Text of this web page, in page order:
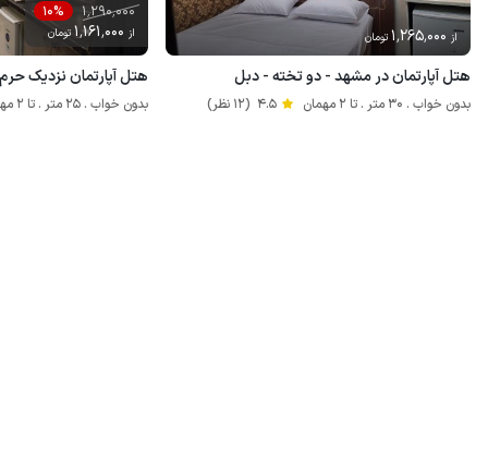
از 1٬265٬000 تومان
هتل آپارتمان در مشهد - دو تخته - دبل
بدون خواب . 30 متر . تا 2 مهمان 4.5 (12 نظر)
1٬290٬000 10%
از 1٬161٬000 تومان
هتل آپارتمان نزدیک
بدون خواب . 25 متر . تا 2 مهمان